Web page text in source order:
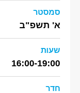
סמסטר
א' תשפ"ב
שעות
16:00-19:00
חדר